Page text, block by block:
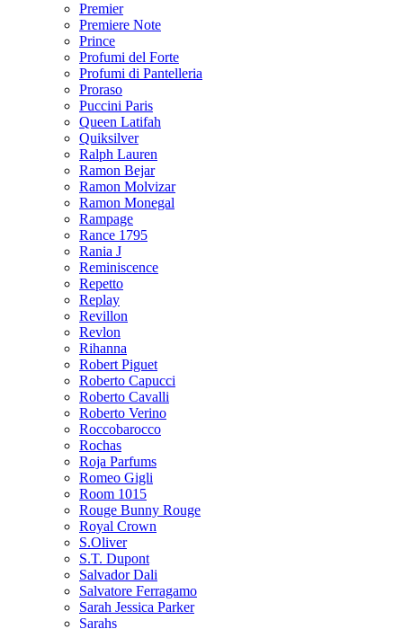
Premier
Premiere Note
Prince
Profumi del Forte
Profumi di Pantelleria
Proraso
Puccini Paris
Queen Latifah
Quiksilver
Ralph Lauren
Ramon Bejar
Ramon Molvizar
Ramon Monegal
Rampage
Rance 1795
Rania J
Reminiscence
Repetto
Replay
Revillon
Revlon
Rihanna
Robert Piguet
Roberto Capucci
Roberto Cavalli
Roberto Verino
Roccobarocco
Rochas
Roja Parfums
Romeo Gigli
Room 1015
Rouge Bunny Rouge
Royal Crown
S.Oliver
S.T. Dupont
Salvador Dali
Salvatore Ferragamo
Sarah Jessica Parker
Sarahs